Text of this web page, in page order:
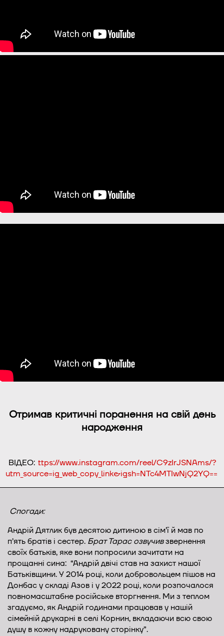
Отримав критичні поранення на свій день
народження
ВІДЕО: ttps://www.instagram.com/reel/C9zIrJSNAms/?
utm_source=ig_web_copy_link&igsh=NTc4MTIwNjQ2YQ==
Спогади:
Андрій Дятлик був десятою дитиною в сім’ї й мав по
п’ять братів і сестер. Брат Тарас озвучивзвернення
своїх батьків, яке вони попросили зачитати на
прощанні сина: “Андрій двічі став на захист нашої
Батьківщини. У 2014 році, коли добровольцем пішов на
Донбас у складі Азов і у 2022 році, коли розпочалося
повномасштабне російське вторгнення. Ми з теплом
згадуємо, як Андрій годинами працював у нашій
сімейній друкарні в селі Корнин, вкладаючи всю свою
душу в кожну надруковану сторінку”.